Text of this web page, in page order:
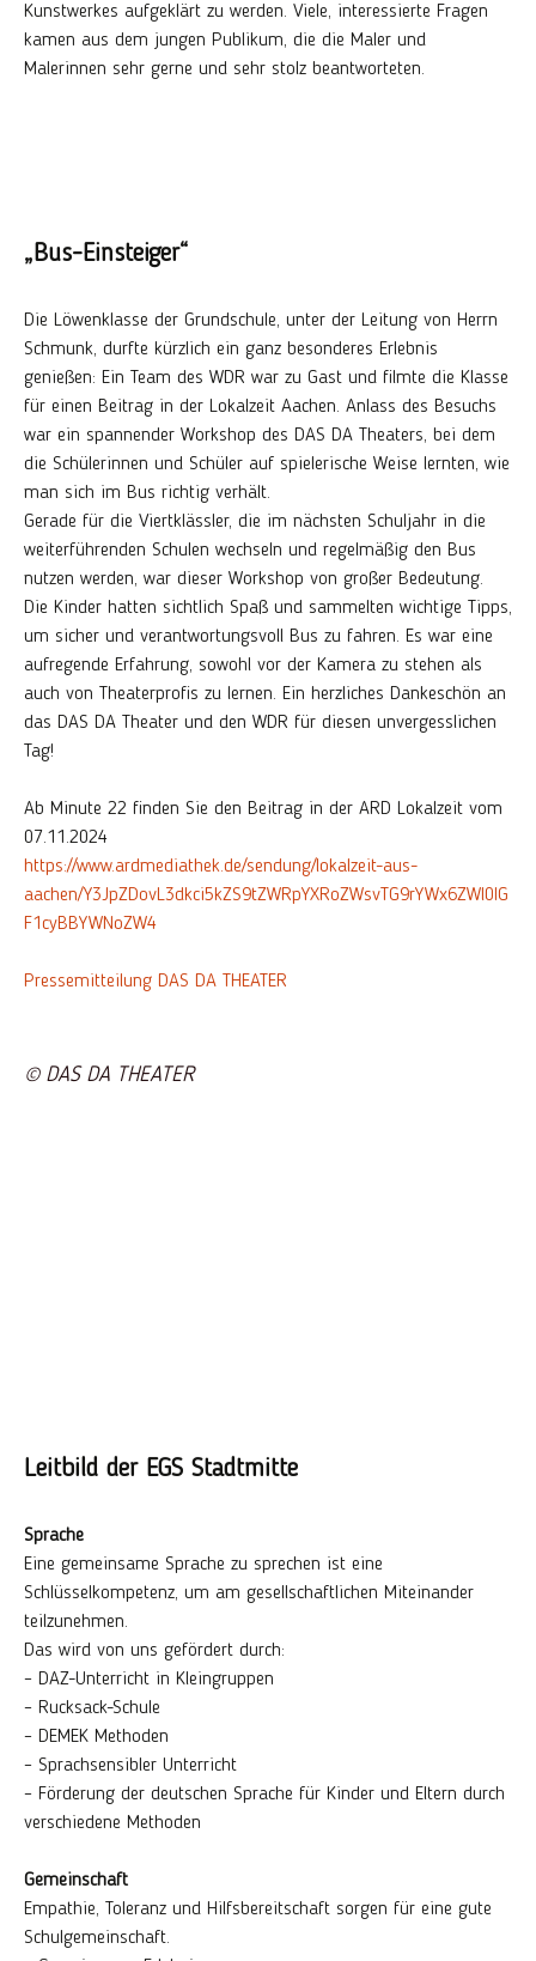
Kunstwerkes aufgeklärt zu werden. Viele, interessierte Fragen
kamen aus dem jungen Publikum, die die Maler und
Malerinnen sehr gerne und sehr stolz beantworteten.
„Bus-Einsteiger“
Die Löwenklasse der Grundschule, unter der Leitung von Herrn
Schmunk, durfte kürzlich ein ganz besonderes Erlebnis
genießen: Ein Team des WDR war zu Gast und filmte die Klasse
für einen Beitrag in der Lokalzeit Aachen. Anlass des Besuchs
war ein spannender Workshop des DAS DA Theaters, bei dem
die Schülerinnen und Schüler auf spielerische Weise lernten, wie
man sich im Bus richtig verhält.
Gerade für die Viertklässler, die im nächsten Schuljahr in die
weiterführenden Schulen wechseln und regelmäßig den Bus
nutzen werden, war dieser Workshop von großer Bedeutung.
Die Kinder hatten sichtlich Spaß und sammelten wichtige Tipps,
um sicher und verantwortungsvoll Bus zu fahren. Es war eine
aufregende Erfahrung, sowohl vor der Kamera zu stehen als
auch von Theaterprofis zu lernen. Ein herzliches Dankeschön an
das DAS DA Theater und den WDR für diesen unvergesslichen
Tag!
Ab Minute 22 finden Sie den Beitrag in der ARD Lokalzeit vom
07.11.2024
https://www.ardmediathek.de/sendung/lokalzeit-aus-
aachen/Y3JpZDovL3dkci5kZS9tZWRpYXRoZWsvTG9rYWx6ZWl0IG
F1cyBBYWNoZW4
Pressemitteilung DAS DA THEATER
© DAS DA THEATER
Leitbild der EGS Stadtmitte
Sprache
Eine gemeinsame Sprache zu sprechen ist eine
Schlüsselkompetenz, um am gesellschaftlichen Miteinander
teilzunehmen.
Das wird von uns gefördert durch:
– DAZ-Unterricht in Kleingruppen
– Rucksack-Schule
– DEMEK Methoden
– Sprachsensibler Unterricht
– Förderung der deutschen Sprache für Kinder und Eltern durch
verschiedene Methoden
Gemeinschaft
Empathie, Toleranz und Hilfsbereitschaft sorgen für eine gute
Schulgemeinschaft.